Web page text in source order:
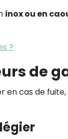
inox ou en
?
de
cas de